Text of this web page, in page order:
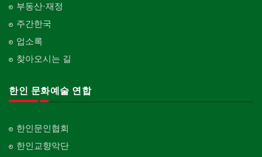
부동산·재정
주간한국
업소록
찾아오시는 길
한인 문화예술 연합
한인문인협회
한인교향악단